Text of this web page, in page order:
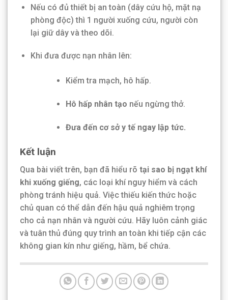
Nếu có đủ thiết bị an toàn (dây cứu hộ, mặt nạ
phòng độc) thì 1 người xuống cứu, người còn
lại giữ dây và theo dõi.
Khi đưa được nạn nhân lên:
Kiểm tra mạch, hô hấp.
Hô hấp nhân tạo nếu ngừng thở.
Đưa đến cơ sở y tế ngay lập tức.
Kết luận
Qua bài viết trên, bạn đã hiểu rõ tại sao bị ngạt khí
khi xuống giếng, các loại khí nguy hiểm và cách
phòng tránh hiệu quả. Việc thiếu kiến thức hoặc
chủ quan có thể dẫn đến hậu quả nghiêm trọng
cho cả nạn nhân và người cứu. Hãy luôn cảnh giác
và tuân thủ đúng quy trình an toàn khi tiếp cận các
không gian kín như giếng, hầm, bể chứa.